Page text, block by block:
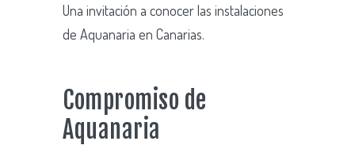
Una invitación a conocer las instalaciones
de Aquanaria en Canarias.
Compromiso de
Aquanaria